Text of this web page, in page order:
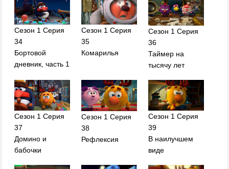
Сезон 1 Серия
34
Бортовой
дневник, часть 1
Сезон 1 Серия
35
Комарилья
Сезон 1 Серия
36
Таймер на
тысячу лет
Сезон 1 Серия
37
Домино и
бабочки
Сезон 1 Серия
38
Рефлексия
Сезон 1 Серия
39
В наилучшем
виде